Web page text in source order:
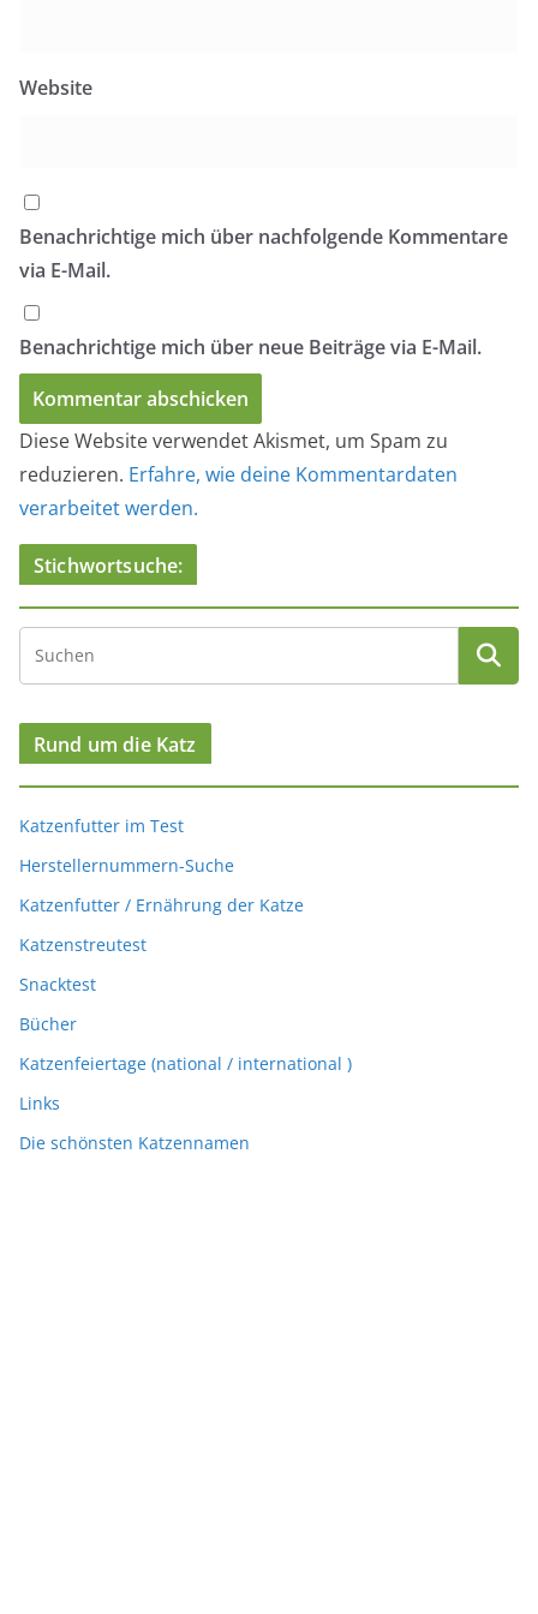
Website
Benachrichtige mich über nachfolgende Kommentare
via E-Mail.
Benachrichtige mich über neue Beiträge via E-Mail.
Diese Website verwendet Akismet, um Spam zu
reduzieren. Erfahre, wie deine Kommentardaten
verarbeitet werden.
Stichwortsuche:
Rund um die Katz
Katzenfutter im Test
Herstellernummern-Suche
Katzenfutter / Ernährung der Katze
Katzenstreutest
Snacktest
Bücher
Katzenfeiertage (national / international )
Links
Die schönsten Katzennamen